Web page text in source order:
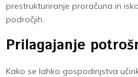
prestrukturiranje proračuna in
področjih.
Prilagajanje
Kako se lahko gospodinjstva